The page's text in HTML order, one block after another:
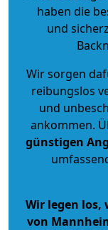
haben die
und
Wir sorgen
reibungslos
und
ankommen.
günstigen
Wir legen los,
von